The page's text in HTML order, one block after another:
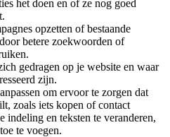
het doen en of ze nog goed
opzetten of bestaande
betere zoekwoorden of
gedragen op je website en waar
zijn.
om ervoor te zorgen dat
zoals iets kopen of contact
indeling en teksten te veranderen,
te voegen.